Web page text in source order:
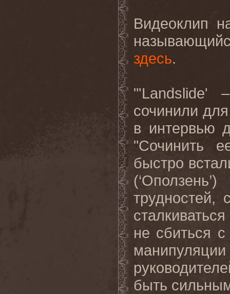
Видеоклип
здесь.
"'Landslide' –
сочинили
в интервью
"Сочинить
быстро
трудностей,
не сбиться
быть